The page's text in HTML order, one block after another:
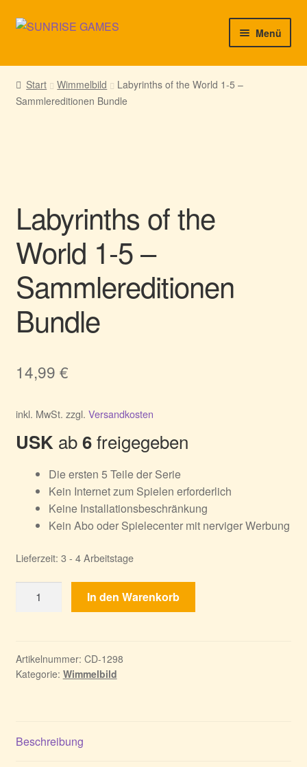
Zur
Zum
Menü
► Startseite
► Neuigkeiten von uns
Start Wimmelbild
Labyrinths of the World 1-5 –
Sammlereditionen Bundle
Labyrinths of the
World 1-5 –
Sammlereditionen
Bundle
14,99 €
inkl. MwSt. zzgl. Versandkosten
USK ab6freigegeben
Die ersten 5 Teile der Serie
Kein Internet zum Spielen erforderlich
Keine Installationsbeschränkung
Kein Abo oder Spielecenter mit nerviger Werbung
Lieferzeit: 3 - 4 Arbeitstage
1-
5
Menge
In den Warenkorb
Artikelnummer: CD-1298
Kategorie: Wimmelbild
Beschreibung